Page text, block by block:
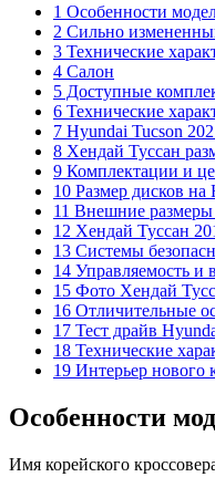
1 Особенности
2 Сильно
3 Технические
4 Салон
5 Доступные
6 Технические
7 Hyundai Tucson
8 Хендай Туссан
9 Комплектации и
10 Размер дисков на
11 Внешние
12 Хендай Туссан
13 Системы
14 Управляемость и
15 Фото Хендай
16 Отличительные
17 Тест драйв
18 Технические
19 Интерьер нового
Особенности
Имя корейского